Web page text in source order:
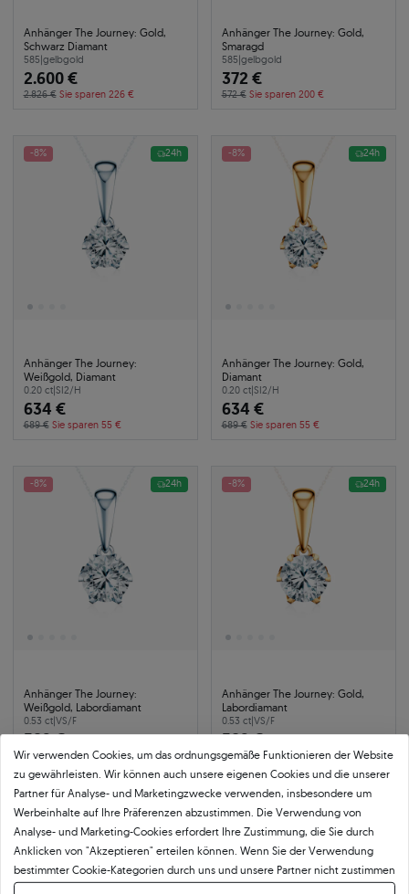
Anhänger The Journey: Gold,
Schwarz Diamant
585|gelbgold
2.600 €
2.826 € Sie sparen 226 €
Anhänger The Journey: Gold,
Smaragd
585|gelbgold
372 €
572 € Sie sparen 200 €
-8% 24h
Anhänger The Journey:
Weißgold, Diamant
0.20 ct|SI2/H
634 €
689 € Sie sparen 55 €
-8% 24h
Anhänger The Journey: Gold,
Diamant
0.20 ct|SI2/H
634 €
689 € Sie sparen 55 €
-8% 24h
Anhänger The Journey:
Weißgold, Labordiamant
0.53 ct|VS/F
582 €
633 € Sie sparen 51 €
-8% 24h
Anhänger The Journey: Gold,
Labordiamant
0.53 ct|VS/F
582 €
633 € Sie sparen 51 €
-8% -8%
Wir verwenden Cookies, um das ordnungsgemäße Funktionieren der Website
zu gewährleisten. Wir können auch unsere eigenen Cookies und die unserer
Partner für Analyse- und Marketingzwecke verwenden, insbesondere um
Werbeinhalte auf Ihre Präferenzen abzustimmen. Die Verwendung von
Analyse- und Marketing-Cookies erfordert Ihre Zustimmung, die Sie durch
Anklicken von "Akzeptieren" erteilen können. Wenn Sie der Verwendung
bestimmter Cookie-Kategorien durch uns und unsere Partner nicht zustimmen
möchten, klicken Sie auf "Lassen Sie mich wählen" und bestimmen Sie Ihre